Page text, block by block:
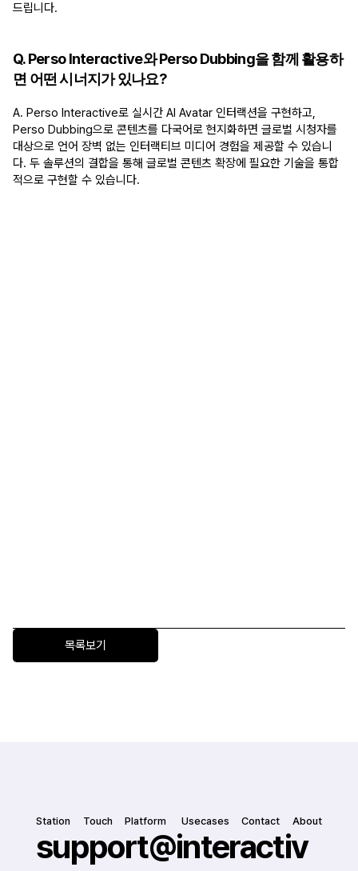
드립니다.
Q. Perso Interactive와 Perso Dubbing을 함께 활용하
면 어떤 시너지가 있나요?
A. Perso Interactive로 실시간 AI Avatar 인터랙션을 구현하고,
Perso Dubbing으로 콘텐츠를 다국어로 현지화하면 글로벌 시청자를
대상으로 언어 장벽 없는 인터랙티브 미디어 경험을 제공할 수 있습니
다. 두 솔루션의 결합을 통해 글로벌 콘텐츠 확장에 필요한 기술을 통합
적으로 구현할 수 있습니다.
목록보기
support@interactiv
Station Touch Platform Usecases Contact About